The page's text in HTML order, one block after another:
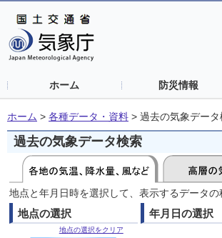
ホーム 防災情報
ホーム > 各種データ・資料 > 過去の気象データ
過去の気象データ検索
地点と年月日時を選択して、表示するデータ
地点の選択
地点の選択をクリア
年月日の選択